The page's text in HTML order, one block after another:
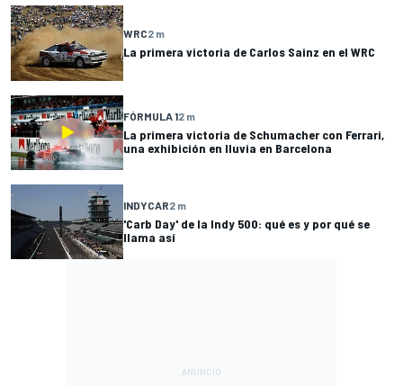
WRC2 m
La primera victoria de Carlos Sainz en el WRC
FÓRMULA 12 m
La primera victoria de Schumacher con Ferrari,
una exhibición en lluvia en Barcelona
INDYCAR2 m
'Carb Day' de la Indy 500: qué es y por qué se
llama así